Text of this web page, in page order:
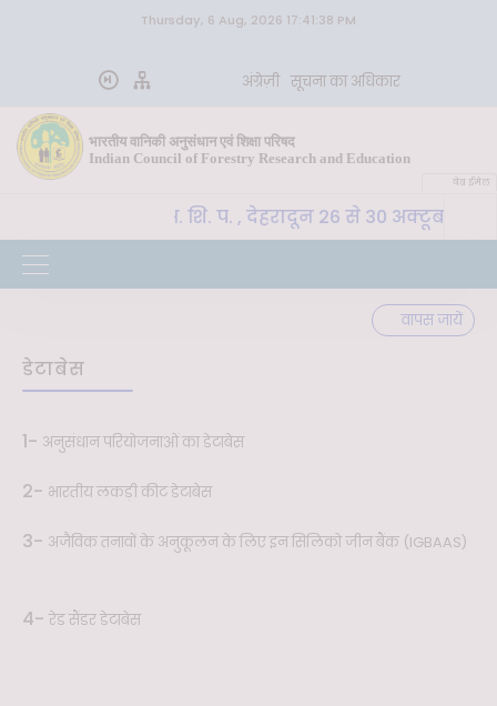
Thursday, 6 Aug, 2026 17:41:38 PM
अंग्रेज़ी सूचना का अधिकार
भारतीय वानिकी अनुसंधान एवं शिक्षा परिषद
Indian Council of Forestry Research and Education
वेब ईमेल
CoE-SLM, भा. वा. अ. शि. प. , देहरादून 26 से 30 अक्टूबर
वापस जायें
डेटाबेस
1- अनुसंधान परियोजनाओं का डेटाबेस
2- भारतीय लकड़ी कीट डेटाबेस
3- अजैविक तनावों के अनुकूलन के लिए इन सिलिको जीन बैंक (IGBAAS)
4- रेड सैंडर डेटाबेस